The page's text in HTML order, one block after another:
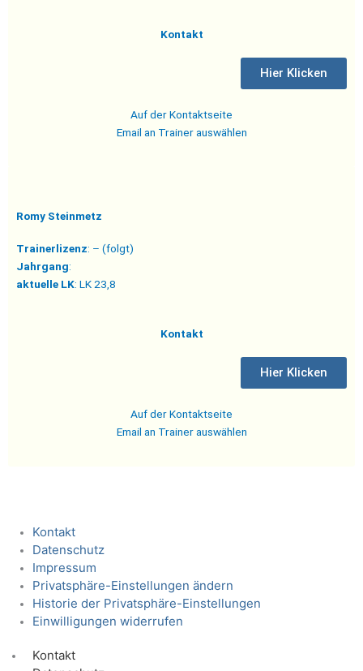
Kontakt
Hier Klicken
Auf der Kontaktseite
Email an Trainer auswählen
Romy Steinmetz
Trainerlizenz: – (folgt)
Jahrgang:
aktuelle LK: LK 23,8
Kontakt
Hier Klicken
Auf der Kontaktseite
Email an Trainer auswählen
Kontakt
Datenschutz
Impressum
Privatsphäre-Einstellungen ändern
Historie der Privatsphäre-Einstellungen
Einwilligungen widerrufen
Kontakt